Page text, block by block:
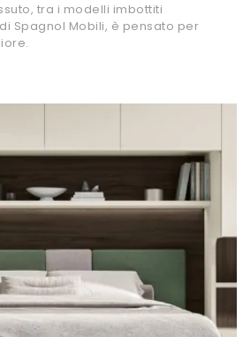
tra i modelli imbottiti
Spagnol Mobili, è pensato per